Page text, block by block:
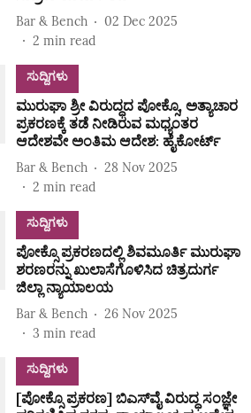
Bar & Bench
02 Dec 2025
2 min read
ಸುದ್ದಿಗಳು
ಮುರುಘಾ ಶ್ರೀ ವಿರುದ್ಧದ ಪೋಕ್ಸೊ, ಅತ್ಯಾಚಾರ
ಪ್ರಕರಣಕ್ಕೆ ತಡೆ ನೀಡಿರುವ ಮಧ್ಯಂತರ
ಆದೇಶವೇ ಅಂತಿಮ ಆದೇಶ: ಹೈಕೋರ್ಟ್‌
Bar & Bench
28 Nov 2025
2 min read
ಸುದ್ದಿಗಳು
ಪೋಕ್ಸೊ ಪ್ರಕರಣದಲ್ಲಿ ಶಿವಮೂರ್ತಿ ಮುರುಘಾ
ಶರಣರನ್ನು ಖುಲಾಸೆಗೊಳಿಸಿದ ಚಿತ್ರದುರ್ಗ
ಜಿಲ್ಲಾ ನ್ಯಾಯಾಲಯ
Bar & Bench
26 Nov 2025
3 min read
ಸುದ್ದಿಗಳು
[ಪೋಕ್ಸೊ ಪ್ರಕರಣ] ಬಿಎಸ್‌ವೈ ವಿರುದ್ಧ ಸಂಜ್ಞೇ